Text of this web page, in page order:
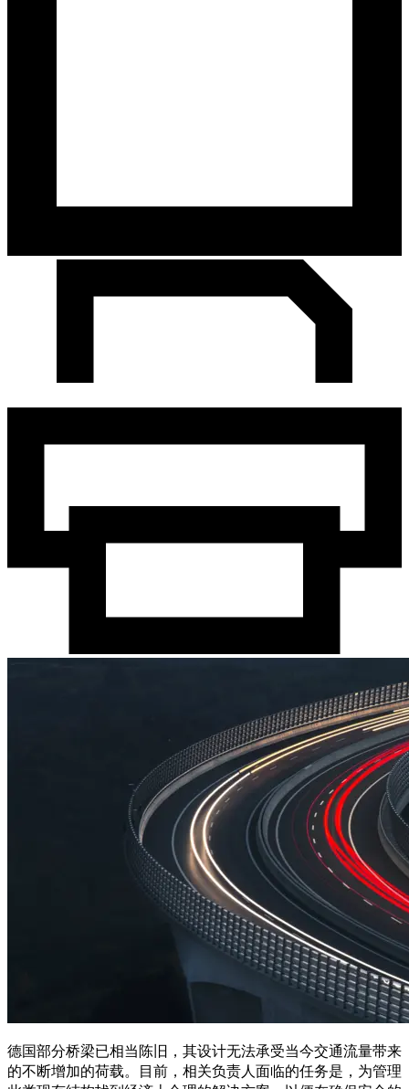
德国部分桥梁已相当陈旧，其设计无法承受当今交通流量带来
的不断增加的荷载。目前，相关负责人面临的任务是，为管理